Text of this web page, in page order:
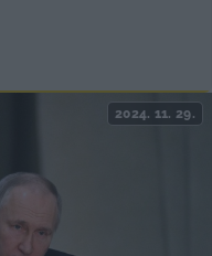
2024. 11. 29.